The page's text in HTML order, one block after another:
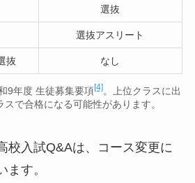
選抜
選抜アスリート
抜 なし
9年度 生徒募集要項[4]。上位クラスに出
で合格になる可能性があります。
校入試Q&Aは、コース変更に
ます。